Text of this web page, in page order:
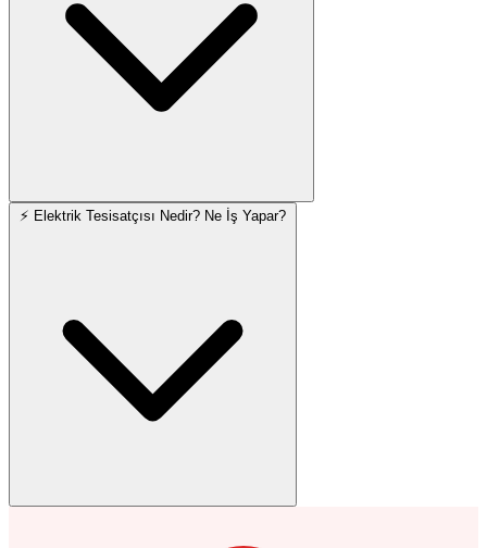
⚡ Elektrik Tesisatçısı Nedir? Ne İş Yapar?